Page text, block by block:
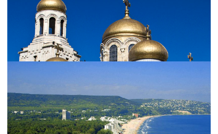
Cuisine bulgare
Goûtez aux plats typiques bulgares. Retrouvez les
savoureuses recettes traditionnelles.View more